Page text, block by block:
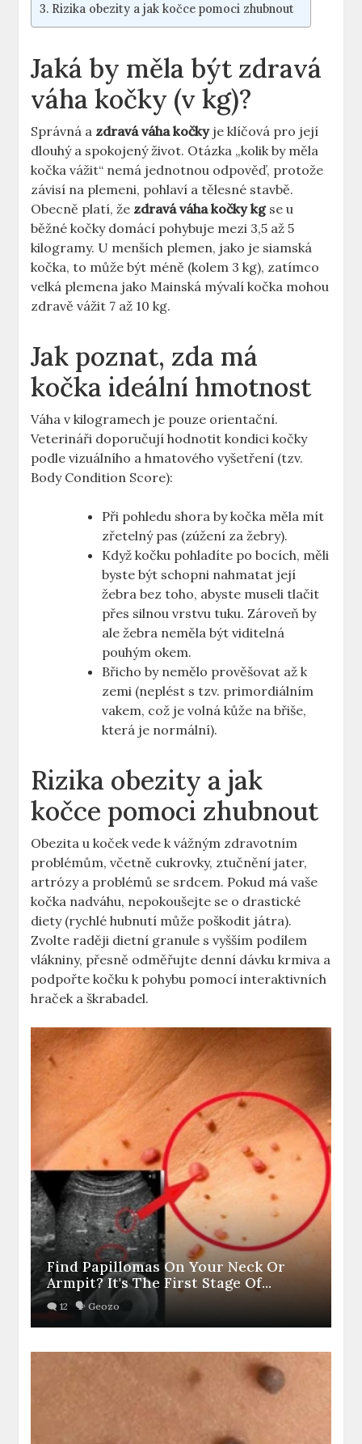
Rizika obezity a jak kočce pomoci zhubnout
Jaká by měla být zdravá
váha kočky (v kg)?
Správná a zdravá váha kočkyje klíčová pro její
dlouhý a spokojený život. Otázka „kolik by měla
kočka vážit“ nemá jednotnou odpověď, protože
závisí na plemeni, pohlaví a tělesné stavbě.
Obecně platí, že zdravá váha kočky kgse u
běžné kočky domácí pohybuje mezi 3,5 až 5
kilogramy. U menších plemen, jako je siamská
kočka, to může být méně (kolem 3 kg), zatímco
velká plemena jako Mainská mývalí kočka mohou
zdravě vážit 7 až 10 kg.
Jak poznat, zda má
kočka ideální hmotnost
Váha v kilogramech je pouze orientační.
Veterináři doporučují hodnotit kondici kočky
podle vizuálního a hmatového vyšetření (tzv.
Body Condition Score):
Při pohledu shora by kočka měla mít
zřetelný pas (zúžení za žebry).
Když kočku pohladíte po bocích, měli
byste být schopni nahmatat její
žebra bez toho, abyste museli tlačit
přes silnou vrstvu tuku. Zároveň by
ale žebra neměla být viditelná
pouhým okem.
Břicho by nemělo prověšovat až k
zemi (neplést s tzv. primordiálním
vakem, což je volná kůže na břiše,
která je normální).
Rizika obezity a jak
kočce pomoci zhubnout
Obezita u koček vede k vážným zdravotním
problémům, včetně cukrovky, ztučnění jater,
artrózy a problémů se srdcem. Pokud má vaše
kočka nadváhu, nepokoušejte se o drastické
diety (rychlé hubnutí může poškodit játra).
Zvolte raději dietní granule s vyšším podílem
vlákniny, přesně odměřujte denní dávku krmiva a
podpořte kočku k pohybu pomocí interaktivních
hraček a škrabadel.
Find Papillomas On Your Neck Or
Armpit? It's The First Stage Of...